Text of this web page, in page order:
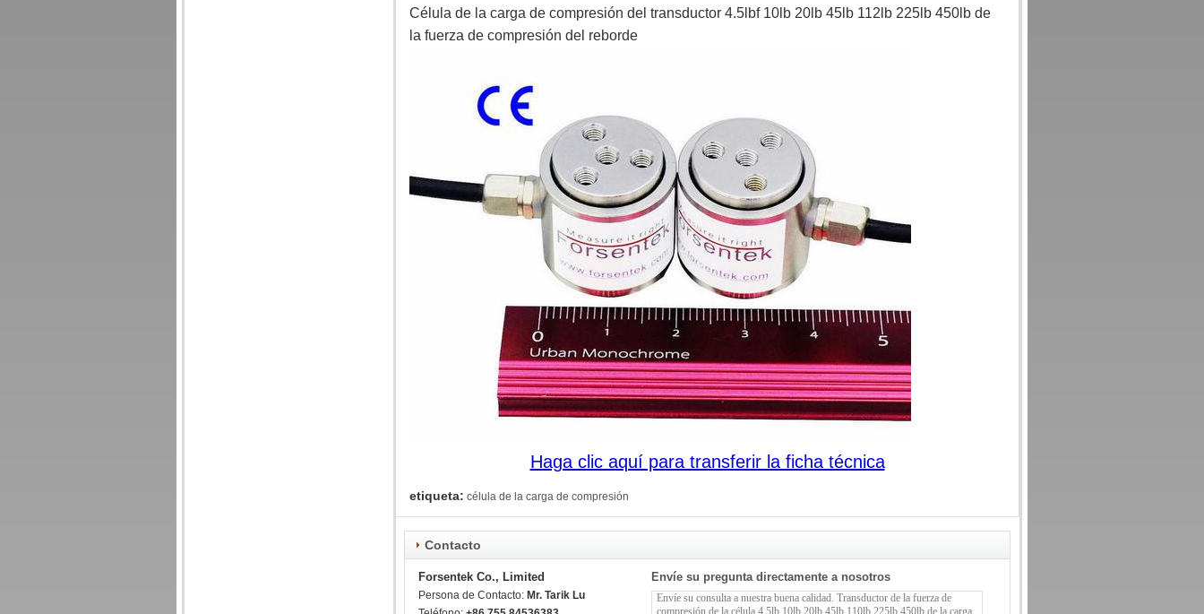
Célula de la carga de compresión del transductor 4.5lbf 10lb 20lb 45lb 112lb 225lb 450lb de
la fuerza de compresión del reborde
Haga clic aquí para transferir la ficha técnica
etiqueta: célula de la carga de compresión
Contacto
Forsentek Co., Limited
Persona de Contacto: Mr. Tarik Lu
Envíe su pregunta directamente a nosotros